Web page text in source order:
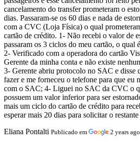
cancelamento do transfer prometeram o
dias. Passaram-se os 60 dias e nada de
com a CVC (Loja Física) o qual
cartão de crédito. 1- Não recebi o valor de
passaram os 3 ciclos do meu cartão, o qual
2- Verificado com a operadora do cartão
Gerente da minha conta e não existe
3- Gerente abriu protocolo no SAC e disse
fazer e me forneceu o telefone para que eu
com o SAC; 4- Liguei no SAC da CVC o
possuem um valor inferior para ser
mais um ciclo do cartão de crédito para
esperar mais 20 dias para solicitar o
Eliana Pontalti Publicado em 2 years ago